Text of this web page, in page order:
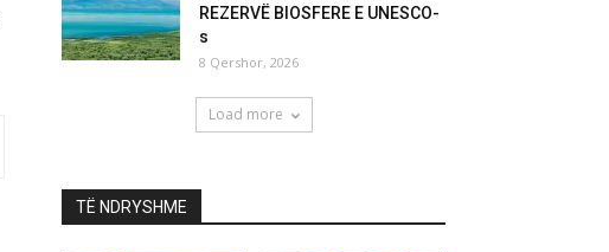
REZERVË BIOSFERE E UNESCO-
s
8 Qershor, 2026
Load more
TË NDRYSHME